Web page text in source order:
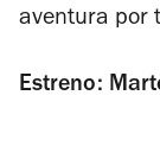
aventura por
Estreno: